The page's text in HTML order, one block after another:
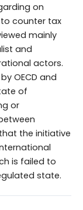
on
to counter tax
mainly
and
actors.
OECD and
of
or
the initiative
is failed to
state.